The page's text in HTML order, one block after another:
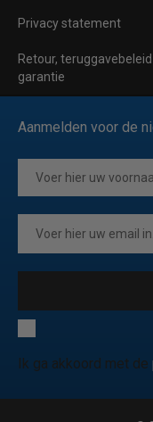
Privacy statement
Retour,
garantie
Aanmelden voor de
Ik ga akkoord met de